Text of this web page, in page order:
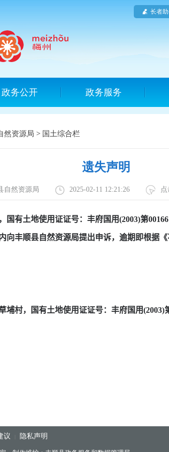
长者
政务公开 政务服务
然资源局 > 国土综合栏
遗失声明
县自然资源局 2025-02-11 12:21:26 点
，国有土地使用证证号： 丰府国用(2003)第
向丰顺县自然资源局提出申诉，逾期即根据
埔村，国有土地使用证证号： 丰府国用(2003)
议 隐私声明